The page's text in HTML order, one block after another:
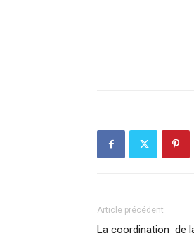
Article précédent
La coordination de